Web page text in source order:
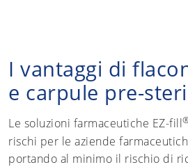
I vantaggi di
e carpule pre-
Le soluzioni farmaceutiche EZ-fill
rischi per le aziende
portando al minimo il rischio di